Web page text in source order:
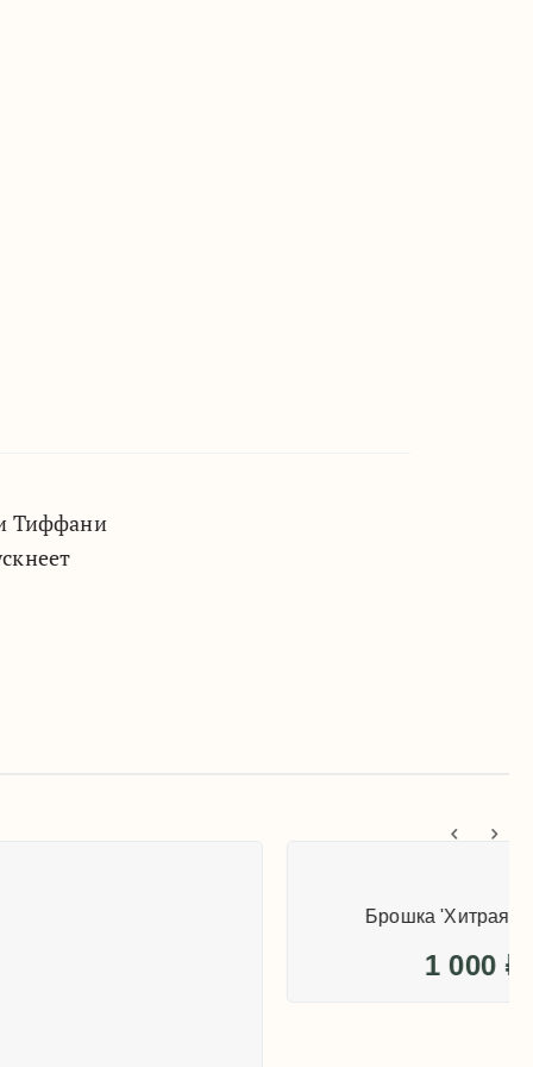
Тиффани
Брошка 'Хитрая птичка'